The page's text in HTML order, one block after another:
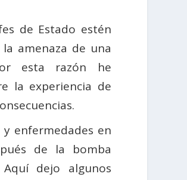
de Estado estén
amenaza de una
esta razón he
la experiencia de
enfermedades en
de la bomba
dejo algunos